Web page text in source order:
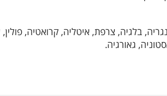
בלגיה, צרפת, איטליה, קרואטיה,
גאורגיה.